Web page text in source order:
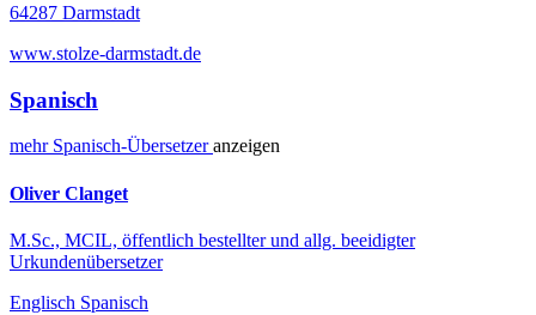
64287 Darmstadt
www.stolze-darmstadt.de
Spanisch
mehr Spanisch-Übersetzeranzeigen
Oliver Clanget
M.Sc., MCIL, öffentlich bestellter und allg. beeidigter
Urkundenübersetzer
Englisch Spanisch